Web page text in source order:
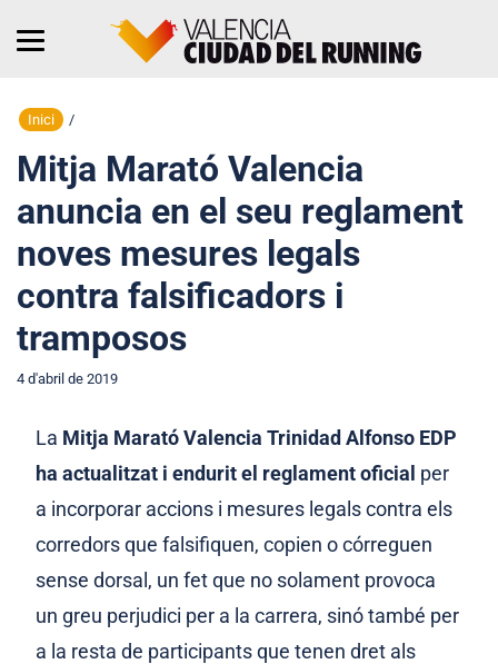
Inici /
Mitja Marató Valencia
anuncia en el seu reglament
noves mesures legals
contra falsificadors i
tramposos
4 d'abril de 2019
La Mitja Marató Valencia Trinidad Alfonso EDP
ha actualitzat i endurit el reglamentoficial per
a incorporar accions i mesures legals contra els
corredors que falsifiquen, copien o córreguen
sense dorsal, un fet que no solament provoca
un greu perjudici per a la carrera, sinó també per
a la resta de participants que tenen dret als